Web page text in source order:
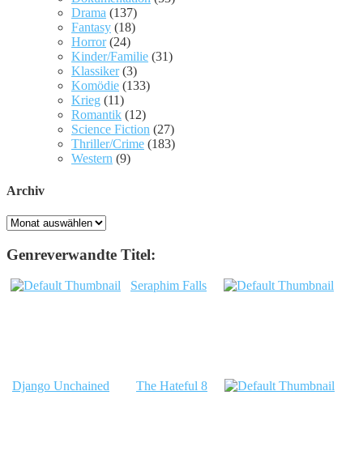
Drama (137)
Fantasy (18)
Horror(24)
Kinder/Familie (31)
Klassiker(3)
Komödie (133)
Krieg (11)
Romantik (12)
Science Fiction (27)
Thriller/Crime (183)
Western (9)
Archiv
Archiv
Genreverwandte Titel:
Seraphim Falls
Django Unchained The Hateful 8